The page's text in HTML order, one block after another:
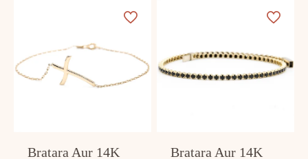
Bratara Aur 14K
Bratara Aur 14K